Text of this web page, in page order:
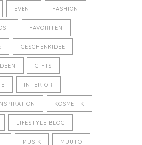
EVENT FASHION
FAVORITEN
GESCHENKIDEE
GIFTS
INTERIOR
KOSMETIK
LIFESTYLE-BLOG
MUSIK MUUTO